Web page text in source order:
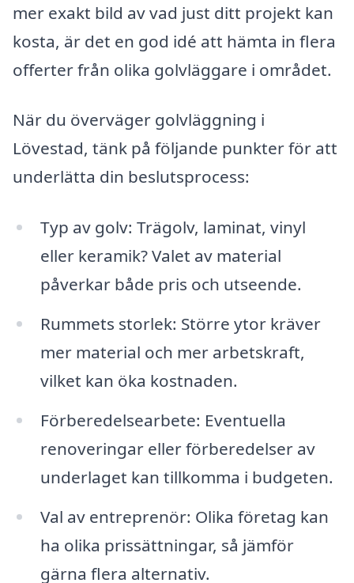
mer exakt bild av vad just ditt projekt kan
kosta, är det en god idé att hämta in flera
offerter från olika golvläggare i området.
När du överväger golvläggning i
Lövestad, tänk på följande punkter för att
underlätta din beslutsprocess:
Typ av golv: Trägolv, laminat, vinyl
eller keramik? Valet av material
påverkar både pris och utseende.
Rummets storlek: Större ytor kräver
mer material och mer arbetskraft,
vilket kan öka kostnaden.
Förberedelsearbete: Eventuella
renoveringar eller förberedelser av
underlaget kan tillkomma i budgeten.
Val av entreprenör: Olika företag kan
ha olika prissättningar, så jämför
gärna flera alternativ.